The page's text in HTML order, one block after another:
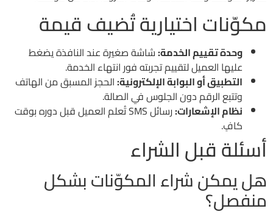
مكوّنات اختيارية تُضيف قيمة
وحدة تقييم الخدمة:شاشة صغيرة عند النافذة يضغط
عليها العميل لتقييم تجربته فور انتهاء الخدمة.
التطبيق أو البوابة الإلكترونية:الحجز المسبق من الهاتف
وتتبع الرقم دون الجلوس في الصالة.
نظام الإشعارات:
رسائل SMS تُعلم العميل قبل دوره بوقت
كافٍ.
أسئلة قبل الشراء
هل يمكن شراء المكوّنات بشكل
منفصل؟